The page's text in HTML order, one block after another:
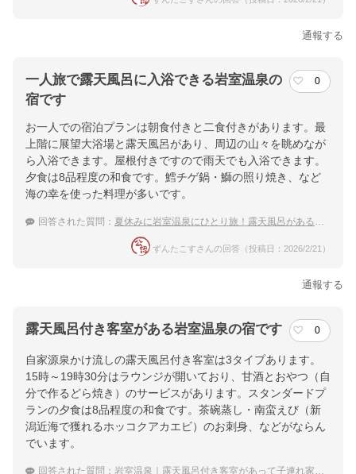
通報する
一人旅で露天風呂に入浴できる岩室温泉の
宿です
0
お一人での宿泊プランは朝食付きと二食付きがあります。最
上階に展望大浴場と露天風呂があり、周辺の山々を眺めなが
ら入浴できます。屋根付きですので雨天でも入浴できます。
夕食は8品程度の和食です。鱈チゲ鍋・鰤の照り焼き、など
海の幸を使った料理が多いです。
回答された質問： 夏休みに岩室温泉にひとり旅！露天風呂があるひとり旅に優しい宿は？
ずんたこすさんの回答（投稿日：2026/2/21）
通報する
露天風呂付き客室がある岩室温泉の宿です 0
自家源泉かけ流しの露天風呂付き客室は3タイプあります。
15時～19時30分はラウンジが開いており、甘酒とおやつ（自
分で作るどら焼き）のサービスがあります。スタンダードプ
ランの夕食は8品程度の和食です。茶碗蒸し・南蛮えび（新
潟近海で獲れるホッコクアカエビ）のお刺身、などがならん
でいます。
回答された質問： 岩室温泉｜露天風呂付き客室があって子連れ家族におすすめの宿は？